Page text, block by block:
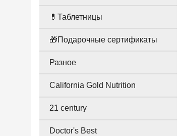
💊Таблетницы
🎁Подарочные сертификаты
Разное
California Gold Nutrition
21 century
Doctor's Best